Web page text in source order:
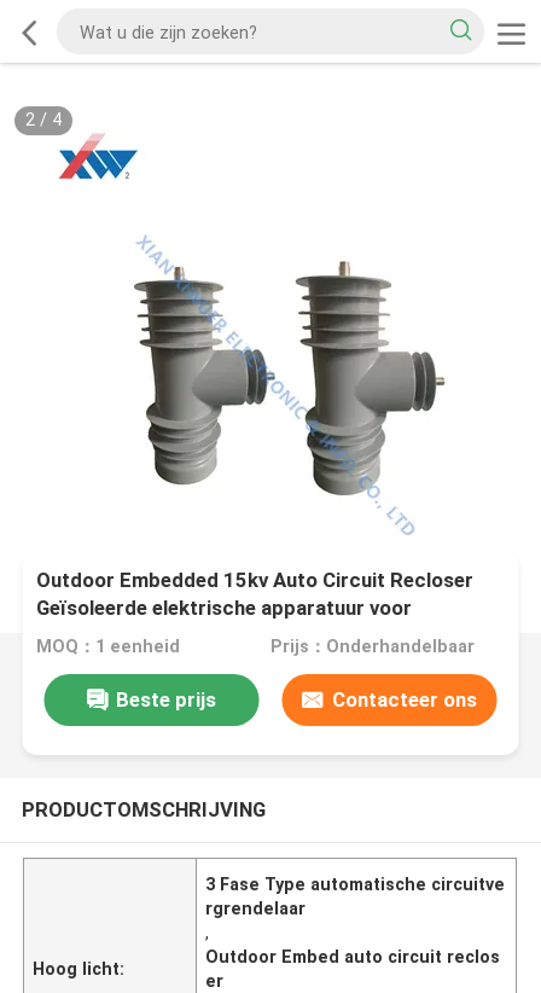
2/ 4
Outdoor Embedded 15kv Auto Circuit Recloser
Geïsoleerde elektrische apparatuur voor
automatische schakelaar 3 fase
MOQ：1 eenheid Prijs：Onderhandelbaar
Beste prijs Contacteer ons
PRODUCTOMSCHRIJVING
Hoog licht:
3 Fase Type automatische circuitve
rgrendelaar
,
Outdoor Embed auto circuit reclos
er